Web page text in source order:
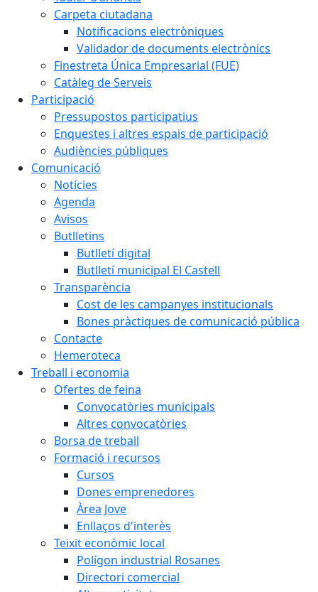
Carpeta ciutadana
Notificacions electròniques
Validador de documents electrònics
Finestreta Única Empresarial (FUE)
Catàleg de Serveis
Participació
Pressupostos participatius
Enquestes i altres espais de participació
Audiències públiques
Comunicació
Notícies
Agenda
Avisos
Butlletins
Butlletí digital
Butlletí municipal El Castell
Transparència
Cost de les campanyes institucionals
Bones pràctiques de comunicació pública
Contacte
Hemeroteca
Treball i economia
Ofertes de feina
Convocatòries municipals
Altres convocatòries
Borsa de treball
Formació i recursos
Cursos
Dones emprenedores
Àrea Jove
Enllaços d'interès
Teixit econòmic local
Polígon industrial Rosanes
Directori comercial